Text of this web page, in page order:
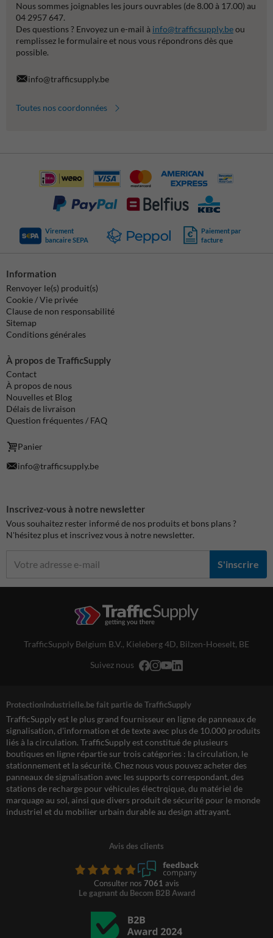
Nous sommes joignables les jours ouvrables (de 8.00 à 17.00) au
04 2957 647.
Des questions ? Envoyez un e-mail à info@trafficsupply.beou
remplissez le formulaire et nous vous répondrons dès que
possible.
info@trafficsupply.be
Toutes nos coordonnées
Virement
bancaire SEPA
Paiement par
facture
Information
Renvoyer le(s) produit(s)
Cookie / Vie privée
Clause de non responsabilité
Sitemap
Conditions générales
À propos de TrafficSupply
Contact
À propos de nous
Nouvelles et Blog
Délais de livraison
Question fréquentes / FAQ
Panier
info@trafficsupply.be
Inscrivez-vous à notre newsletter
Vous souhaitez rester informé de nos produits et bons plans ?
N'hésitez plus et inscrivez vous à notre newsletter.
S'inscrire
TrafficSupply Belgium B.V., Kieleberg 4D, Bilzen-Hoeselt, BE
Suivez nous
ProtectionIndustrielle.be fait partie de TrafficSupply
TrafficSupply est le plus grand fournisseur en ligne de panneaux de
signalisation, d'information et de texte avec plus de 10.000 produits
liés à la circulation. TrafficSupply est constitué de plusieurs
boutiques en ligne répartie sur trois catégories : la circulation, le
stationnement et la sécurité. Chez nous vous pouvez acheter des
panneaux de signalisation avec les supports correspondant, des
stations de recharge pour véhicules électrqique, du matériel de
marquage au sol, ainsi que divers produit de sécurité pour le monde
industriel et du mobilier urbain durable au design attrayant.
Avis des clients
Consulter nos 7061 avis
Le gagnant du Becom B2B Award